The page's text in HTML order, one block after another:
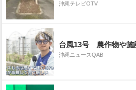
沖縄テレビOTV
台風13号 農作物や
沖縄ニュースQAB